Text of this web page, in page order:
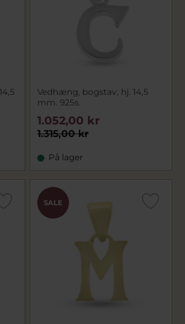
Vedhæng, bogstav, hj. 14,5
mm. 925s.
1.315,00 kr
1.052,00 kr
På lager
SALE